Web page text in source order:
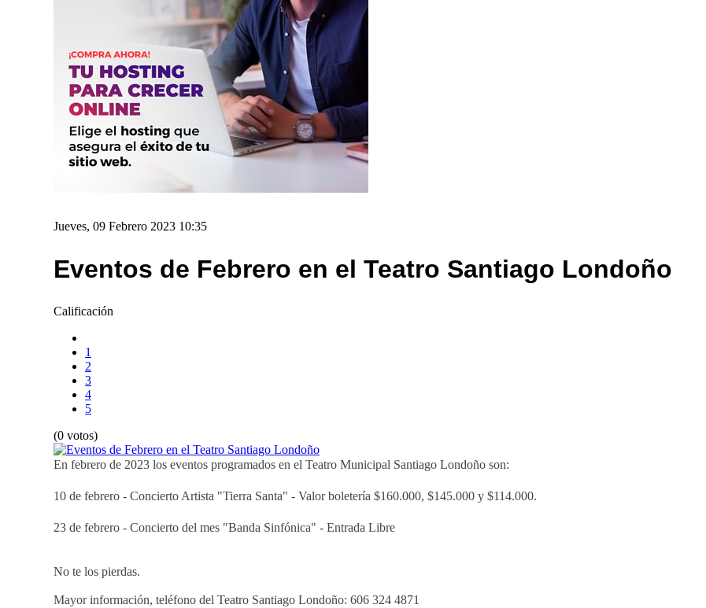
Jueves, 09 Febrero 2023 10:35
Eventos de Febrero en el Teatro Santiago Londoño
Calificación
1
2
3
4
5
(0 votos)
En febrero de 2023 los eventos programados en el Teatro Municipal Santiago Londoño son:
10 de febrero - Concierto Artista "Tierra Santa" - Valor boletería $160.000, $145.000 y $114.000.
23 de febrero - Concierto del mes "Banda Sinfónica" - Entrada Libre
No te los pierdas.
Mayor información, teléfono del Teatro Santiago Londoño: 606 324 4871